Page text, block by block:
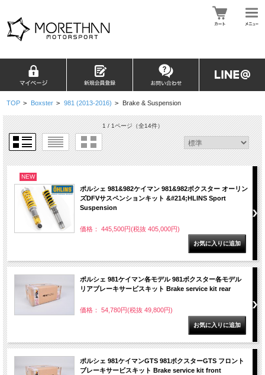
TOP > Boxster > 981 (2013-2016) > Brake & Suspension
1 / 1ページ（全14件）
NEW
ポルシェ 981&982ケイマン 981&982ボクスター オーリン
ズDFVサスペンションキット &#214;HLINS Sport
Suspension
価格： 445,500円(税抜 405,000円)
ポルシェ 981ケイマン各モデル 981ボクスター各モデル
リアブレーキサービスキット Brake service kit rear
価格： 54,780円(税抜 49,800円)
ポルシェ 981ケイマンGTS 981ボクスターGTS フロント
ブレーキサービスキット Brake service kit front